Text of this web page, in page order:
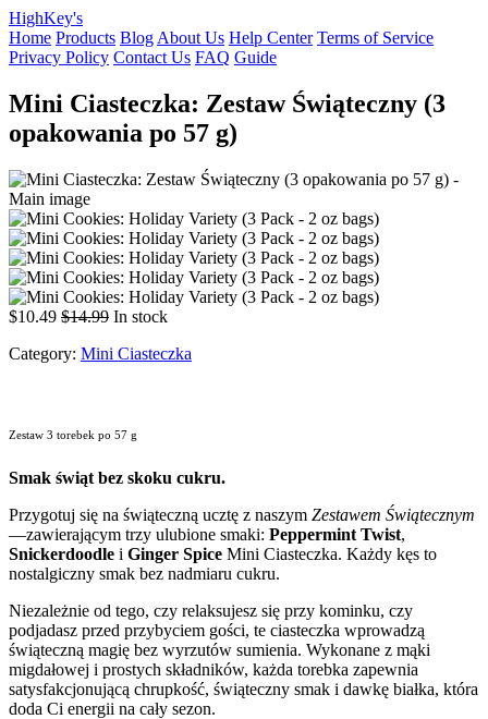
HighKey's
Home Products Blog About Us Help Center Terms of Service
Privacy Policy Contact Us FAQ Guide
Mini Ciasteczka: Zestaw Świąteczny (3
opakowania po 57 g)
$10.49 $14.99 In stock
Category: Mini Ciasteczka
Zestaw 3 torebek po 57 g
Smak świąt bez skoku cukru.
Przygotuj się na świąteczną ucztę z naszym Zestawem Świątecznym
—zawierającym trzy ulubione smaki: Peppermint Twist,
Snickerdoodle i Ginger Spice Mini Ciasteczka. Każdy kęs to
nostalgiczny smak bez nadmiaru cukru.
Niezależnie od tego, czy relaksujesz się przy kominku, czy
podjadasz przed przybyciem gości, te ciasteczka wprowadzą
świąteczną magię bez wyrzutów sumienia. Wykonane z mąki
migdałowej i prostych składników, każda torebka zapewnia
satysfakcjonującą chrupkość, świąteczny smak i dawkę białka, która
doda Ci energii na cały sezon.